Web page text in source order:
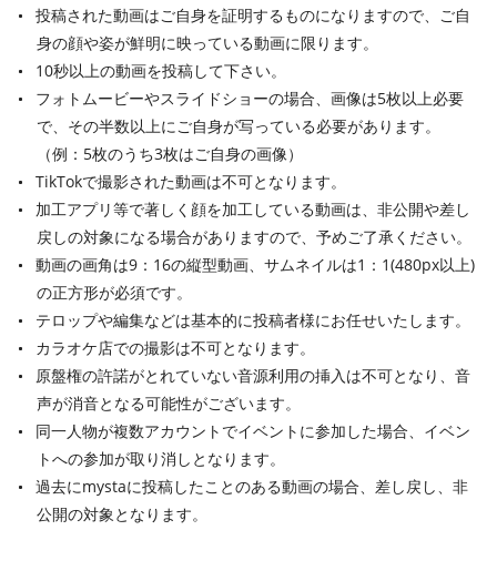
投稿された動画はご自身を証明するものになりますので、ご自
身の顔や姿が鮮明に映っている動画に限ります。
10秒以上の動画を投稿して下さい。
フォトムービーやスライドショーの場合、画像は5枚以上必要
で、その半数以上にご自身が写っている必要があります。
（例：5枚のうち3枚はご自身の画像）
TikTokで撮影された動画は不可となります。
加工アプリ等で著しく顔を加工している動画は、非公開や差し
戻しの対象になる場合がありますので、予めご了承ください。
動画の画角は9：16の縦型動画、サムネイルは1：1(480px以上)
の正方形が必須です。
テロップや編集などは基本的に投稿者様にお任せいたします。
カラオケ店での撮影は不可となります。
原盤権の許諾がとれていない音源利用の挿入は不可となり、音
声が消音となる可能性がございます。
同一人物が複数アカウントでイベントに参加した場合、イベン
トへの参加が取り消しとなります。
過去にmystaに投稿したことのある動画の場合、差し戻し、非
公開の対象となります。